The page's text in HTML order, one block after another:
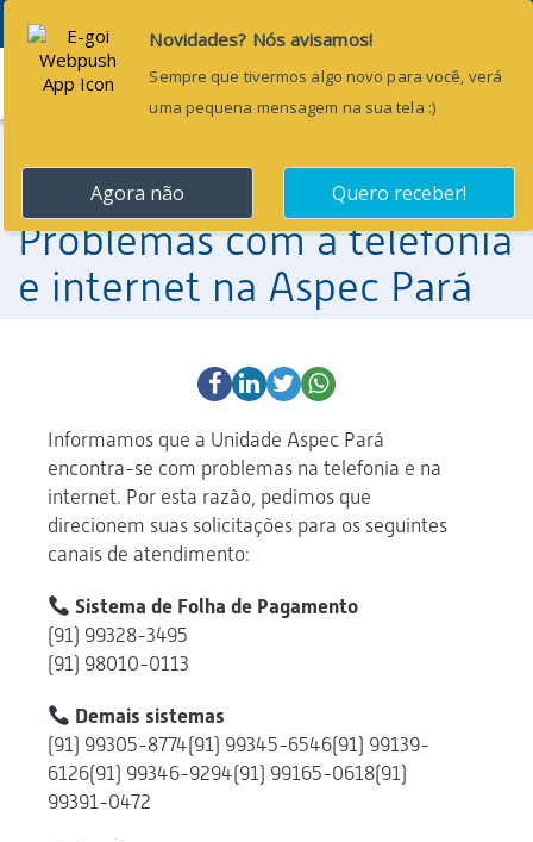
Menu
Comunicado:
Problemas com a telefonia
e internet na Aspec Pará
Informamos que a Unidade Aspec Pará
encontra-se com problemas na telefonia e na
internet. Por esta razão, pedimos que
direcionem suas solicitações para os seguintes
canais de atendimento:
Sistema de Folha de Pagamento
(91) 99328-3495
(91) 98010-0113
Demais sistemas
(91) 99305-8774(91) 99345-6546(91) 99139-
6126(91) 99346-9294(91) 99165-0618(91)
99391-0472